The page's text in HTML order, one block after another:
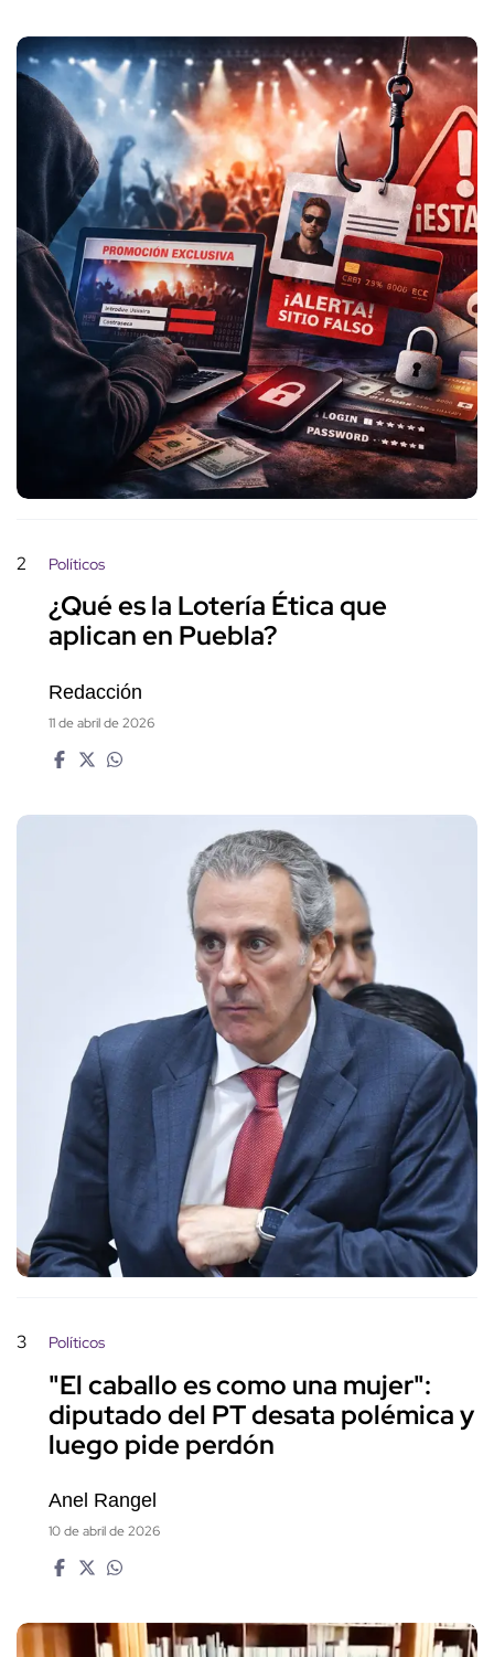
2 Políticos
¿Qué es la Lotería Ética que
aplican en Puebla?
Redacción
11 de abril de 2026
3 Políticos
"El caballo es como una mujer":
diputado del PT desata polémica y
luego pide perdón
Anel Rangel
10 de abril de 2026